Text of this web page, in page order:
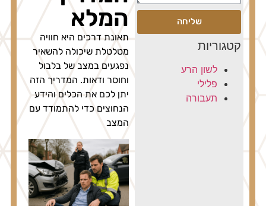
שליחה
קטגוריות
לשון הרע
פלילי
תעבורה
המלא
תאונת דרכים היא חוויה
מטלטלת שיכולה להשאיר
נפגעים במצב של בלבול
וחוסר ודאות. המדריך הזה
יתן לכם את הכלים והידע
הנחוצים כדי להתמודד עם